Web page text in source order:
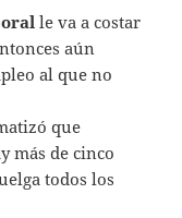
le va a costar
aún
al que no
que
más de cinco
todos los